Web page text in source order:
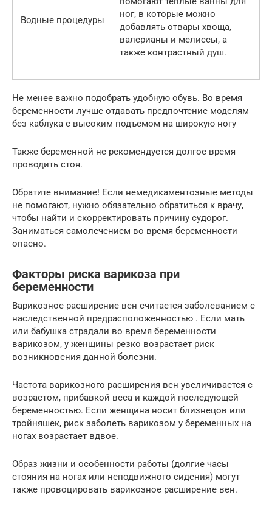
Водные процедуры
ног, в которые можно
добавлять отвары хвоща,
валерианы и мелиссы, а
также контрастный душ.
Не менее важно подобрать удобную обувь. Во время
беременности лучше отдавать предпочтение моделям
без каблука с высоким подъемом на широкую ногу
Также беременной не рекомендуется долгое время
проводить стоя.
Обратите внимание! Если немедикаментозные методы
не помогают, нужно обязательно обратиться к врачу,
чтобы найти и скорректировать причину судорог.
Заниматься самолечением во время беременности
опасно.
Факторы риска варикоза при
беременности
Варикозное расширение вен считается заболеванием с
наследственной предрасположенностью . Если мать
или бабушка страдали во время беременности
варикозом, у женщины резко возрастает риск
возникновения данной болезни.
Частота варикозного расширения вен увеличивается с
возрастом, прибавкой веса и каждой последующей
беременностью. Если женщина носит близнецов или
тройняшек, риск заболеть варикозом у беременных на
ногах возрастает вдвое.
Образ жизни и особенности работы (долгие часы
стояния на ногах или неподвижного сидения) могут
также провоцировать варикозное расширение вен.